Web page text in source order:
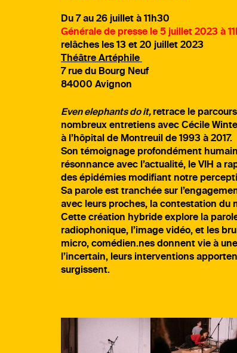
Du 7 au 26 juillet à 11h30
Générale de presse le 5 juillet 2023 à
relâches les 13 et 20 juillet 2023
Théâtre Artéphile
7 rue du Bourg Neuf
84000 Avignon
Even elephants do it, retrace le
nombreux entretiens avec Cécile
à l’hôpital de Montreuil de 1993 à 2017.
Son témoignage profondément
résonnance avec l’actualité, le VIH a
des épidémies modifiant notre
Sa parole est tranchée sur
avec leurs proches, la contestation du
Cette création hybride explore la
radiophonique, l’image vidéo, et les
micro, comédien.nes donnent vie à
l’incertain, leurs interventions
surgissent.